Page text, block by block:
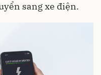
sang xe điện.